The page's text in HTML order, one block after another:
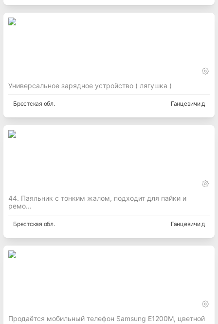
Универсальное зарядное устройство ( лягушка )
Брестская обл. Ганцевичи д
44. Паяльник с тонким жалом, подходит для пайки и
ремо...
Брестская обл. Ганцевичи д
Продаётся мобильный телефон Samsung E1200M, цветной